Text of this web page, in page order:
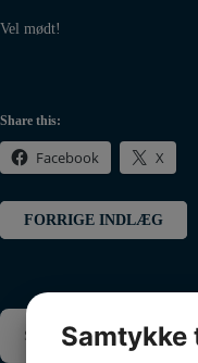
Vel mødt!
Share this:
Facebook X
Indlægsnavigation
FORRIGE INDLÆG